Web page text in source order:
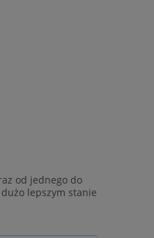
od jednego do
dużo lepszym stanie